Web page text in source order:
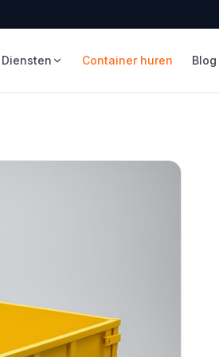
Diensten Container huren Blog